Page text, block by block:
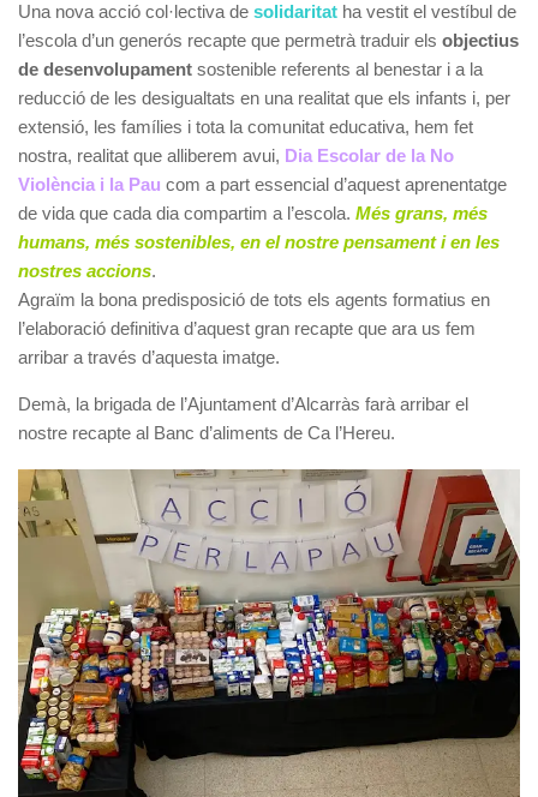
Una nova acció col·lectiva de solidaritat ha vestit el vestíbul de
l’escola d’un generós recapte que permetrà traduir els objectius
de desenvolupament sostenible referents al benestar i a la
reducció de les desigualtats en una realitat que els infants i, per
extensió, les famílies i tota la comunitat educativa, hem fet
nostra, realitat que alliberem avui, Dia Escolar de la No
Violència i la Pau com a part essencial d’aquest aprenentatge
de vida que cada dia compartim a l’escola. Més grans, més
humans, més sostenibles, en el nostre pensament i en les
nostres accions.
Agraïm la bona predisposició de tots els agents formatius en
l’elaboració definitiva d’aquest gran recapte que ara us fem
arribar a través d’aquesta imatge.
Demà, la brigada de l’Ajuntament d’Alcarràs farà arribar el
nostre recapte al Banc d’aliments de Ca l’Hereu.